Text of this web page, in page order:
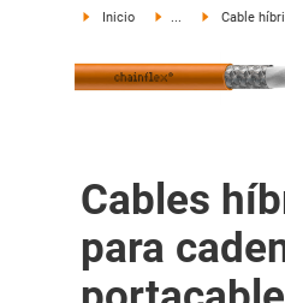
Inicio ... Cable
Cables
para